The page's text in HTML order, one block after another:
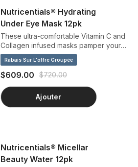
Nutricentials® Hydrating
Under Eye Mask 12pk
These ultra-comfortable Vitamin C and
Collagen infused masks pamper your
delicate under-eyes to help you start
the day looking wide awake.
Rabais Sur L'offre Groupée
$609.00 $720.00
Ajouter
Nutricentials® Micellar
Beauty Water 12pk